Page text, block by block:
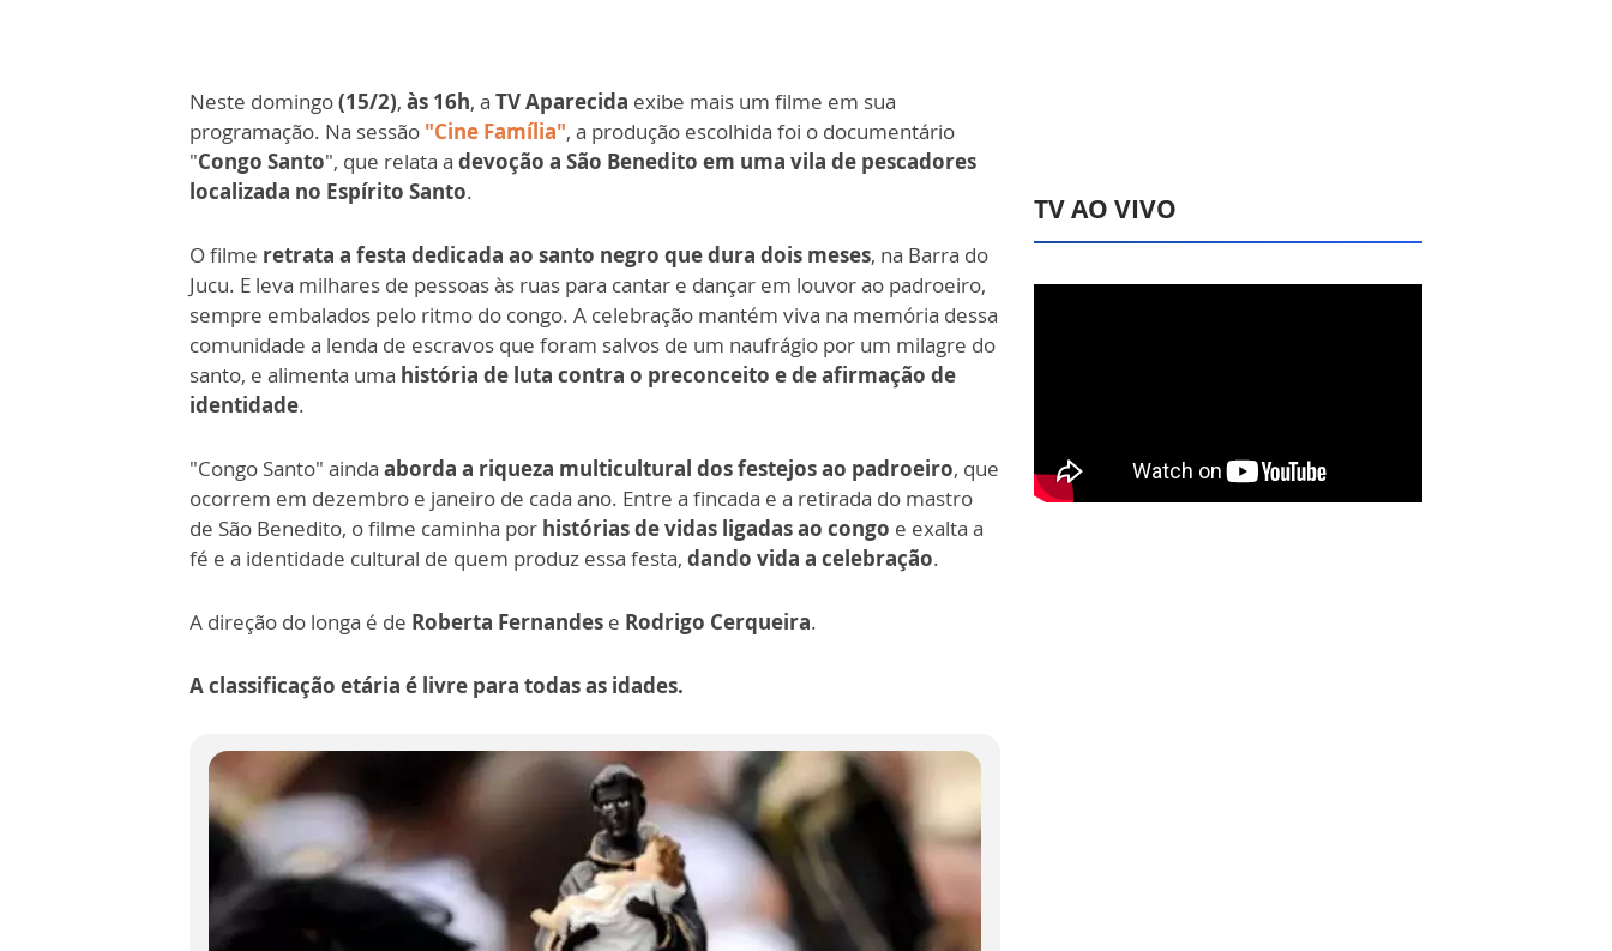
Neste domingo(15/2), às 16h, a TV Aparecida exibe mais um filme em sua
programação. Na sessão "Cine Família", a produção escolhida foi o documentário
"Congo Santo", que relata a devoção a São Benedito em uma vila de pescadores
localizada no Espírito Santo.
O filme retrata a festa dedicada ao santo negro que dura dois meses, na Barra do
Jucu. E leva milhares de pessoas às ruas para cantar e dançar em louvor ao padroeiro,
sempre embalados pelo ritmo do congo. A celebração mantém viva na memória dessa
comunidade a lenda de escravos que foram salvos de um naufrágio por um milagre do
santo, e alimenta uma história de luta contra o preconceito e de afirmação de
identidade.
"Congo Santo" ainda aborda a riqueza multicultural dos festejos ao padroeiro, que
ocorrem em dezembro e janeiro de cada ano. Entre a fincada e a retirada do mastro
de São Benedito, o filme caminha por histórias de vidas ligadas ao congo e exalta a
fé e a identidade cultural de quem produz essa festa, dando vida a celebração.
A direção do longa é de Roberta Fernandes e Rodrigo Cerqueira.
A classificação etária é livre para todas as idades.
TV AO VIVO